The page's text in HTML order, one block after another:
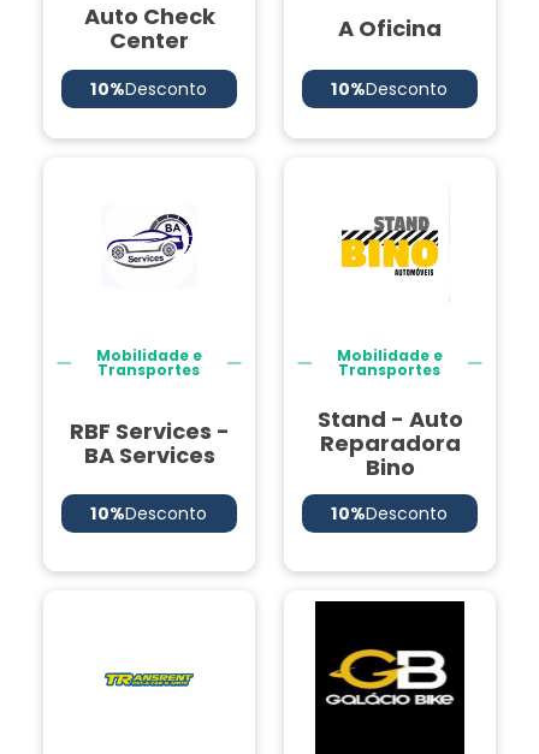
Auto Check
Center
10%Desconto
A Oficina
10%Desconto
Mobilidade e
Transportes
RBF Services -
BA Services
10%Desconto
Mobilidade e
Transportes
Stand - Auto
Reparadora
Bino
10%Desconto